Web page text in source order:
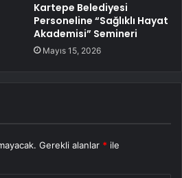
Kartepe Belediyesi
Personeline “Sağlıklı Hayat
Akademisi” Semineri
Mayıs 15, 2026
Gerekli alanlar * ile